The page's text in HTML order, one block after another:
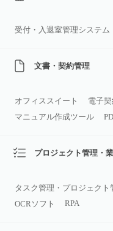
受付・入退室管理システム
文書・契約管理
オフィススイート 電子
マニュアル作成ツール
プロジェクト管理・
タスク管理・プロジェクト
OCRソフト
RPA